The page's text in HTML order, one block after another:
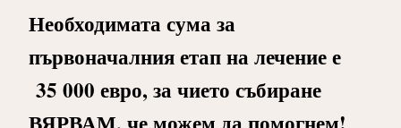
Необходимата сума за
първоначалния етап на лечение е
35 000 евро, за чието събиране